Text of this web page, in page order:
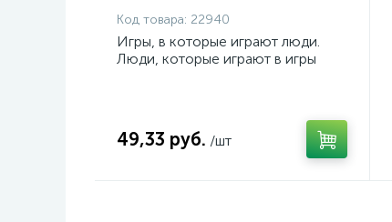
Код товара: 22940
Игры, в которые играют люди.
Люди, которые играют в игры
49,33 руб. /шт